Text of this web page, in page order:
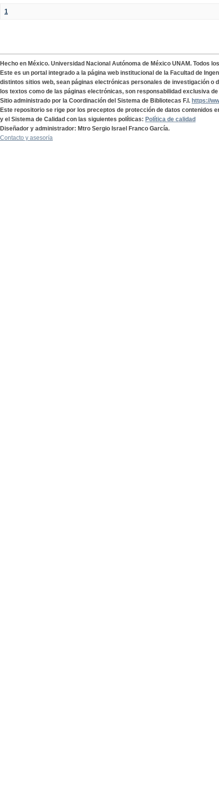
1
Hecho en México. Universidad Nacional Autónoma de México UNAM. Todos
Este es un portal integrado a la página web institucional de la Facultad de
distintos sitios web, sean páginas electrónicas personales de investigación o
los textos como de las páginas electrónicas, son responsabilidad exclusiva
Sitio administrado por la Coordinación del Sistema de Bibliotecas F.I. https://
Este repositorio se rige por los preceptos de protección de datos contenidos
y el Sistema de Calidad con las siguientes políticas: Política de calidad
Diseñador y administrador: Mtro Sergio Israel Franco García.
Contacto y asesoría